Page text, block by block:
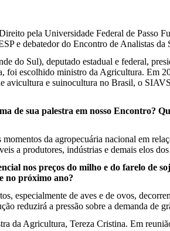
pela Universidade Federal de Passo
e debatedor do Encontro de Analistas da
do Sul), deputado estadual e federal,
foi escolhido ministro da Agricultura. Em
e suinocultura no Brasil, o
de sua palestra em nosso Encontro?
da agropecuária nacional em
a produtores, indústrias e demais elos dos
nos preços do milho e do farelo de
no próximo ano?
especialmente de aves e de ovos,
reduzirá a pressão sobre a demanda de
da Agricultura, Tereza Cristina. Em